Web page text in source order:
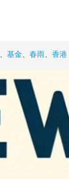
、 基金、 春雨、 香港